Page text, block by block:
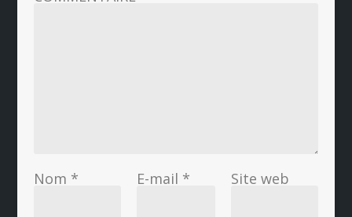
Nom * E-mail * Site web